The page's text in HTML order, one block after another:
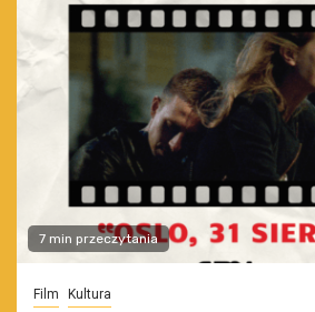
7 min przeczytania
Film Kultura